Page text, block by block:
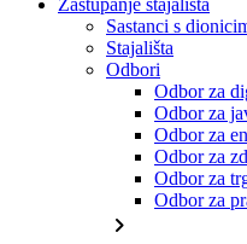
Zastupanje stajališta
Sastanci s
Stajališta
Odbori
Odbor za
Odbor za
Odbor za
Odbor za
Odbor za
Odbor za
chevron_right